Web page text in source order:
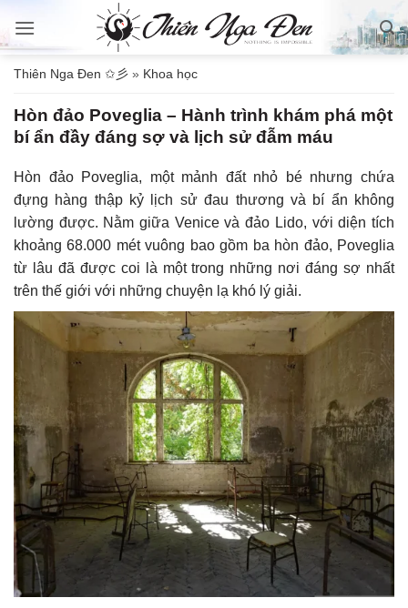
qua
dungThiên Nga Đen ✩彡 » Khoa học
Hòn đảo Poveglia – Hành trình khám phá một
bí ẩn đầy đáng sợ và lịch sử đẫm máu
Hòn đảo Poveglia, một mảnh đất nhỏ bé nhưng chứa
đựng hàng thập kỷ lịch sử đau thương và bí ẩn không
lường được. Nằm giữa Venice và đảo Lido, với diện tích
khoảng 68.000 mét vuông bao gồm ba hòn đảo, Poveglia
từ lâu đã được coi là một trong những nơi đáng sợ nhất
trên thế giới với những chuyện lạ khó lý giải.